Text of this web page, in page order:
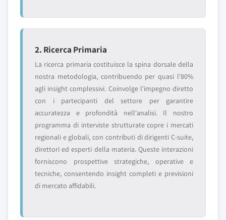
2. Ricerca Primaria
La ricerca primaria costituisce la spina dorsale della
nostra metodologia, contribuendo per quasi l'80%
agli insight complessivi. Coinvolge l'impegno diretto
con i partecipanti del settore per garantire
accuratezza e profondità nell'analisi. Il nostro
programma di interviste strutturate copre i mercati
regionali e globali, con contributi di dirigenti C-suite,
direttori ed esperti della materia. Queste interazioni
forniscono prospettive strategiche, operative e
tecniche, consentendo insight completi e previsioni
di mercato affidabili.